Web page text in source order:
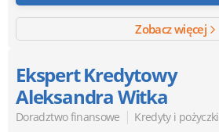
Zobacz więcej
Ekspert Kredytowy
Aleksandra Witka
Doradztwo finansowe | Kredyty i pożyczki